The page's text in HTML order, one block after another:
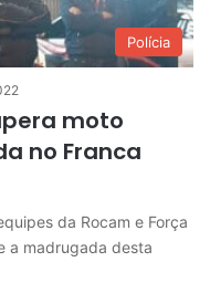
Polícia
moto
no Franca
da Rocam e Força
a madrugada desta